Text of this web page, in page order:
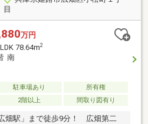
目
万円
78.64m2
南
駐車場あり
所有権
2階以上 間取り図有り
畑駅」まで徒歩9分！ 広畑第二